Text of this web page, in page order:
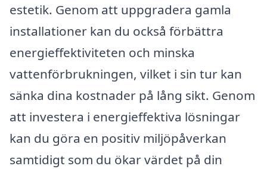
estetik. Genom att uppgradera gamla
installationer kan du också förbättra
energieffektiviteten och minska
vattenförbrukningen, vilket i sin tur kan
sänka dina kostnader på lång sikt. Genom
att investera i energieffektiva lösningar
kan du göra en positiv miljöpåverkan
samtidigt som du ökar värdet på din